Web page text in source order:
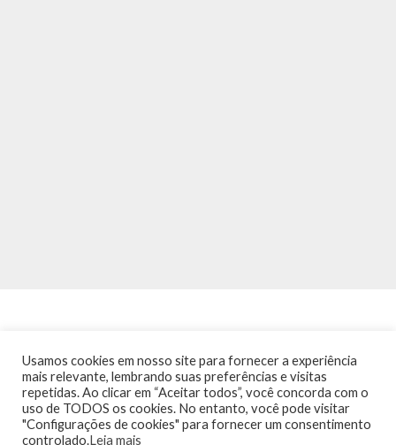
INÍCIO NOTÍCIAS AGENDA CONTATO
TRÂNSITO NA PONTE
TERMOS DE USO / POLÍTICA DE PRIVACIDADE
Usamos cookies em nosso site para fornecer a experiência
mais relevante, lembrando suas preferências e visitas
repetidas. Ao clicar em “Aceitar todos”, você concorda com o
uso de TODOS os cookies. No entanto, você pode visitar
"Configurações de cookies" para fornecer um consentimento
controlado.Leia mais